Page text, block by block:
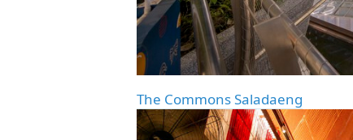
The Commons Saladaeng